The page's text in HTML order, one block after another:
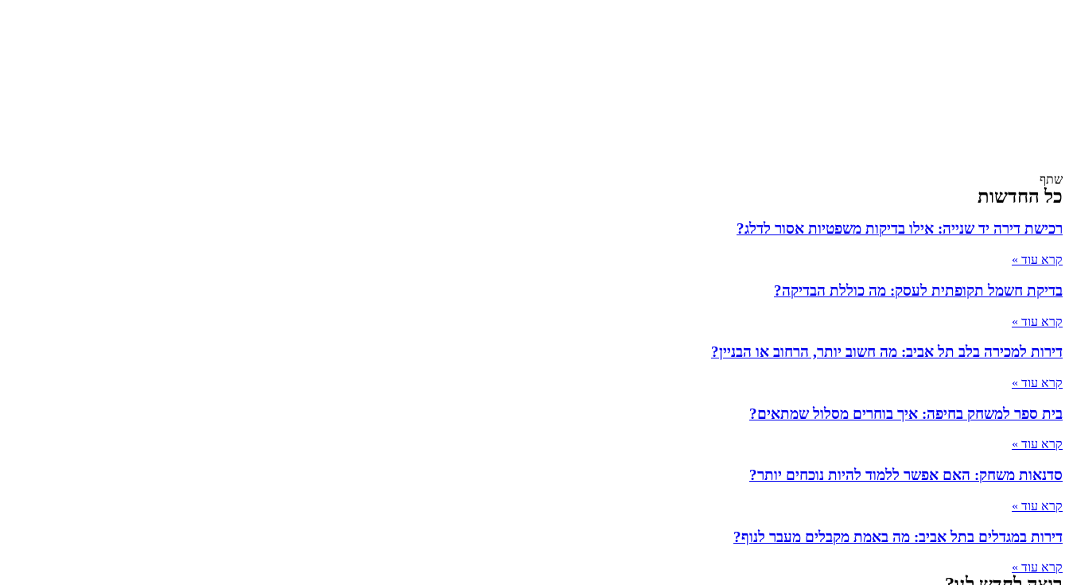
שתף
כל החדשות
רכישת דירה יד שנייה: אילו בדיקות משפטיות אסור לדלג?
קרא עוד »
בדיקת חשמל תקופתית לעסק: מה כוללת הבדיקה?
קרא עוד »
דירות למכירה בלב תל אביב: מה חשוב יותר, הרחוב או הבניין?
קרא עוד »
בית ספר למשחק בחיפה: איך בוחרים מסלול שמתאים?
קרא עוד »
סדנאות משחק: האם אפשר ללמוד להיות נוכחים יותר?
קרא עוד »
דירות במגדלים בתל אביב: מה באמת מקבלים מעבר לנוף?
קרא עוד »